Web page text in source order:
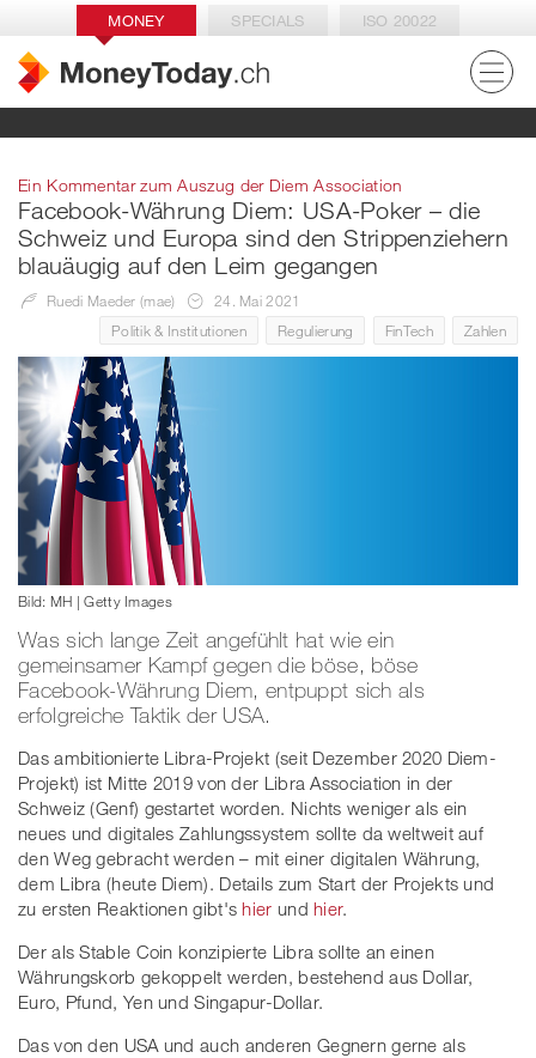
MONEY SPECIALS ISO 20022
Ein Kommentar zum Auszug der Diem Association
Facebook-Währung Diem: USA-Poker – die
Schweiz und Europa sind den Strippenziehern
blauäugig auf den Leim gegangen
Ruedi Maeder (mae)
24. Mai 2021
Politik & Institutionen
Regulierung FinTech Zahlen
Bild: MH | Getty Images
Was sich lange Zeit angefühlt hat wie ein
gemeinsamer Kampf gegen die böse, böse
Facebook-Währung Diem, entpuppt sich als
erfolgreiche Taktik der USA.
Das ambitionierte Libra-Projekt (seit Dezember 2020 Diem-
Projekt) ist Mitte 2019 von der Libra Association in der
Schweiz (Genf) gestartet worden. Nichts weniger als ein
neues und digitales Zahlungssystem sollte da weltweit auf
den Weg gebracht werden – mit einer digitalen Währung,
dem Libra (heute Diem). Details zum Start der Projekts und
zu ersten Reaktionen gibt'shier undhier.
Der als Stable Coin konzipierte Libra sollte an einen
Währungskorb gekoppelt werden, bestehend aus Dollar,
Euro, Pfund, Yen und Singapur-Dollar.
Das von den USA und auch anderen Gegnern gerne als